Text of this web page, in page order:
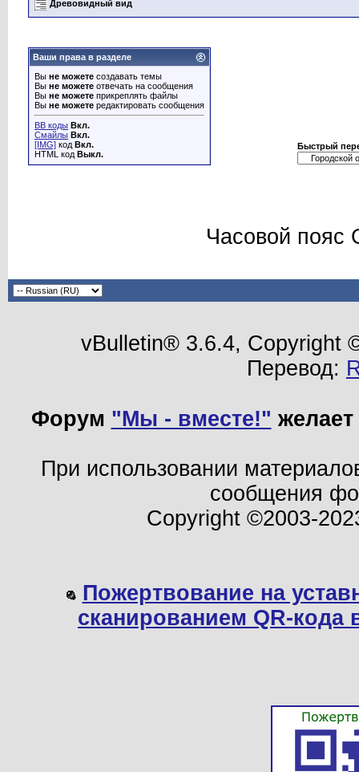
Древовидный вид
Ваши права в разделе
Вы не можете создавать темы
Вы не можете отвечать на сообщения
Вы не можете прикреплять файлы
Вы не можете редактировать сообщения
BB коды Вкл.
Смайлы Вкл.
[IMG] код Вкл.
HTML код Выкл.
Быстрый
Часовой пояс
vBulletin® 3.6.4, Copyright
Перевод:
Форум "Мы - вместе!"
При использовании
сообщения
Copyright ©2003-
Пожертвование на
сканированием QR-